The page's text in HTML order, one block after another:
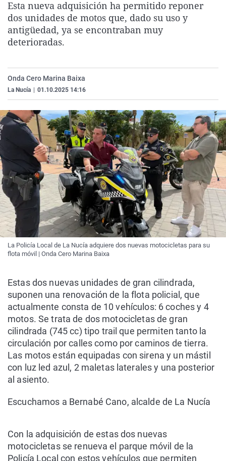
La rosa de los vientos
Gente viajera
Caso
Retornados
Extremadura
Galicia
Virales
Televisión
Esta nueva adquisición ha permitido reponer
dos unidades de motos que, dado su uso y
antigüedad, ya se encontraban muy
deterioradas.
Onda Cero Marina Baixa
La Nucía 01.10.2025 14:16
La Policía Local de La Nucía adquiere dos nuevas motocicletas para su
flota móvil | Onda Cero Marina Baixa
Estas dos nuevas unidades de gran cilindrada,
suponen una renovación de la flota policial, que
actualmente consta de 10 vehículos: 6 coches y 4
motos. Se trata de dos motocicletas de gran
cilindrada (745 cc) tipo trail que permiten tanto la
circulación por calles como por caminos de tierra.
Las motos están equipadas con sirena y un mástil
con luz led azul, 2 maletas laterales y una posterior
al asiento.
Escuchamos a Bernabé Cano, alcalde de La Nucía
Con la adquisición de estas dos nuevas
motocicletas se renueva el parque móvil de la
Policía Local con estos vehículos que permiten